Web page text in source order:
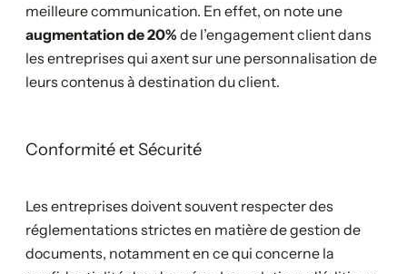
meilleure communication. En effet, on note une
augmentation de 20% de l’engagement client dans
les entreprises qui axent sur une personnalisation de
leurs contenus à destination du client.
Conformité et Sécurité
Les entreprises doivent souvent respecter des
réglementations strictes en matière de gestion de
documents, notamment en ce qui concerne la